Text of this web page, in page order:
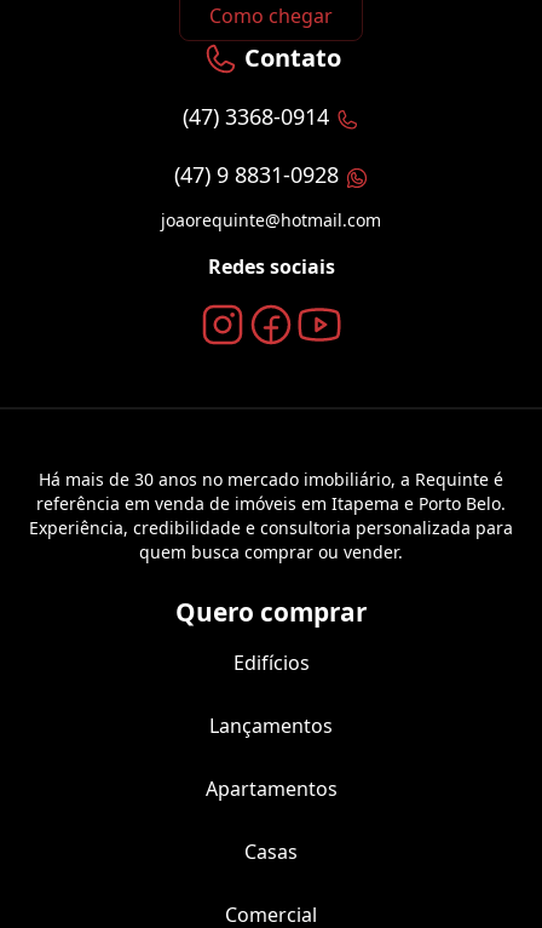
Como chegar
Contato
(47) 3368-0914
(47) 9 8831-0928
joaorequinte@hotmail.com
Redes sociais
Há mais de 30 anos no mercado imobiliário, a Requinte é
referência em venda de imóveis em Itapema e Porto Belo.
Experiência, credibilidade e consultoria personalizada para
quem busca comprar ou vender.
Quero comprar
Edifícios
Lançamentos
Apartamentos
Casas
Comercial